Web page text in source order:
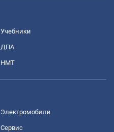
Учебники
ДПА
НМТ
Электромобили
Сервис